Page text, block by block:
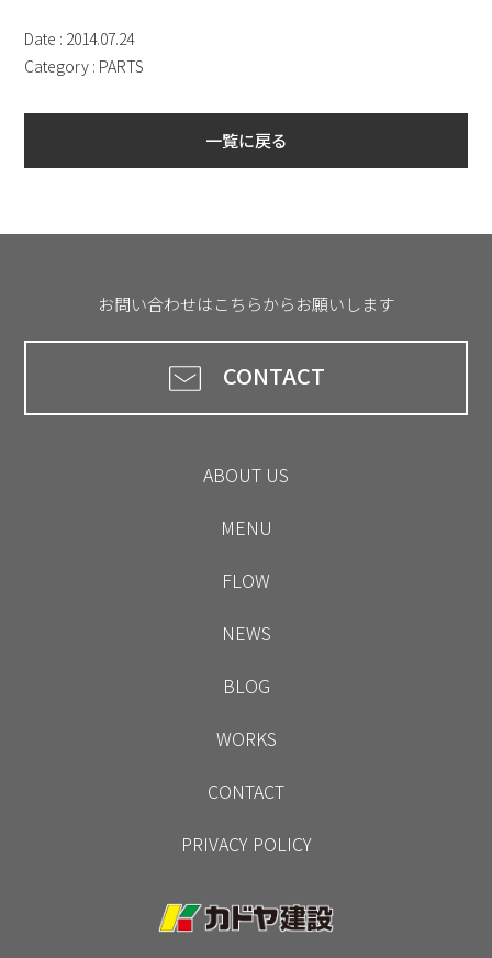
Date : 2014.07.24
Category : PARTS
一覧に戻る
お問い合わせはこちらからお願いします
CONTACT
ABOUT US
MENU
FLOW
NEWS
BLOG
WORKS
CONTACT
PRIVACY POLICY